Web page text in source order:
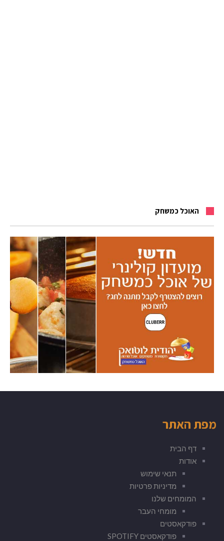
האוכל כמשחק
מפת האתר
דף הבית
אודות
תנאי שימוש
מדיניות פרטיות
המומחים שלנו
מומחי העבר
פודקאסטים
פודקאסטים SPOTIFY